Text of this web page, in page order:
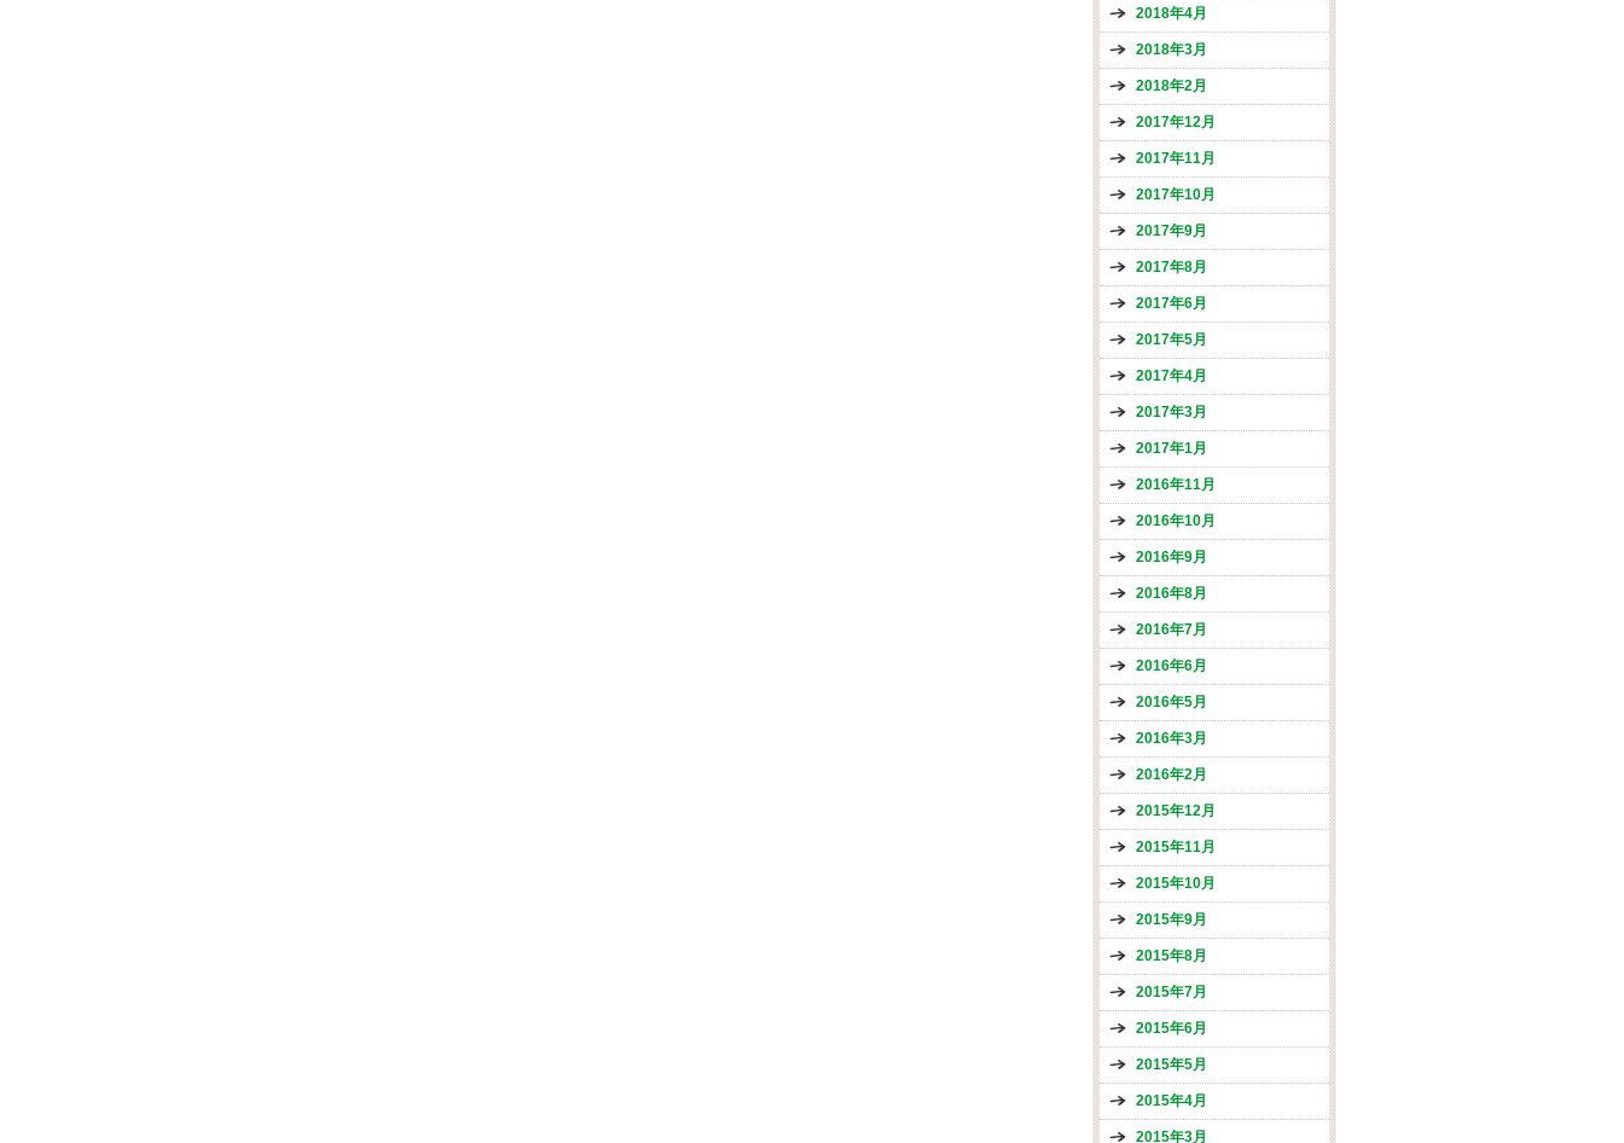
2018年4月
2018年3月
2018年2月
2017年12月
2017年11月
2017年10月
2017年9月
2017年8月
2017年6月
2017年5月
2017年4月
2017年3月
2017年1月
2016年11月
2016年10月
2016年9月
2016年8月
2016年7月
2016年6月
2016年5月
2016年3月
2016年2月
2015年12月
2015年11月
2015年10月
2015年9月
2015年8月
2015年7月
2015年6月
2015年5月
2015年4月
2015年3月